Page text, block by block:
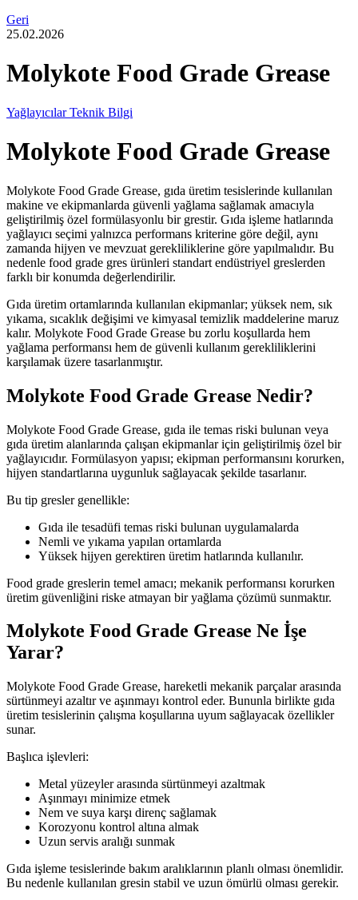
Geri
25.02.2026
Molykote Food Grade Grease
Yağlayıcılar Teknik Bilgi
Molykote Food Grade Grease
Molykote Food Grade Grease, gıda üretim tesislerinde kullanılan
makine ve ekipmanlarda güvenli yağlama sağlamak amacıyla
geliştirilmiş özel formülasyonlu bir grestir. Gıda işleme hatlarında
yağlayıcı seçimi yalnızca performans kriterine göre değil, aynı
zamanda hijyen ve mevzuat gerekliliklerine göre yapılmalıdır. Bu
nedenle food grade gres ürünleri standart endüstriyel greslerden
farklı bir konumda değerlendirilir.
Gıda üretim ortamlarında kullanılan ekipmanlar; yüksek nem, sık
yıkama, sıcaklık değişimi ve kimyasal temizlik maddelerine maruz
kalır. Molykote Food Grade Grease bu zorlu koşullarda hem
yağlama performansı hem de güvenli kullanım gerekliliklerini
karşılamak üzere tasarlanmıştır.
Molykote Food Grade Grease Nedir?
Molykote Food Grade Grease, gıda ile temas riski bulunan veya
gıda üretim alanlarında çalışan ekipmanlar için geliştirilmiş özel bir
yağlayıcıdır. Formülasyon yapısı; ekipman performansını korurken,
hijyen standartlarına uygunluk sağlayacak şekilde tasarlanır.
Bu tip gresler genellikle:
Gıda ile tesadüfi temas riski bulunan uygulamalarda
Nemli ve yıkama yapılan ortamlarda
Yüksek hijyen gerektiren üretim hatlarında kullanılır.
Food grade greslerin temel amacı; mekanik performansı korurken
üretim güvenliğini riske atmayan bir yağlama çözümü sunmaktır.
Molykote Food Grade Grease Ne İşe
Yarar?
Molykote Food Grade Grease, hareketli mekanik parçalar arasında
sürtünmeyi azaltır ve aşınmayı kontrol eder. Bununla birlikte gıda
üretim tesislerinin çalışma koşullarına uyum sağlayacak özellikler
sunar.
Başlıca işlevleri:
Metal yüzeyler arasında sürtünmeyi azaltmak
Aşınmayı minimize etmek
Nem ve suya karşı direnç sağlamak
Korozyonu kontrol altına almak
Uzun servis aralığı sunmak
Gıda işleme tesislerinde bakım aralıklarının planlı olması önemlidir.
Bu nedenle kullanılan gresin stabil ve uzun ömürlü olması gerekir.